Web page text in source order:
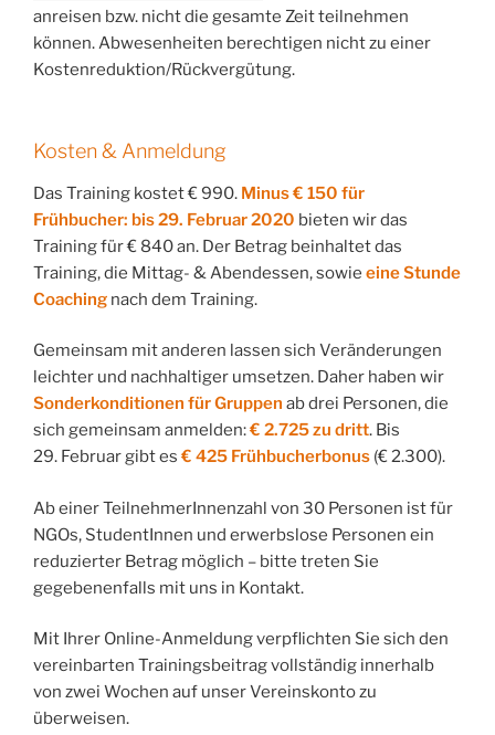
anreisen bzw. nicht die gesamte Zeit teilnehmen
können. Abwesenheiten berechtigen nicht zu einer
Kostenreduktion/Rückvergütung.
Kosten & Anmeldung
Das Training kostet € 990. Minus € 150 für
Frühbucher: bis 29. Februar 2020 bieten wir das
Training für € 840 an. Der Betrag beinhaltet das
Training, die Mittag- & Abendessen, sowie eine Stunde
Coaching nach dem Training.
Gemeinsam mit anderen lassen sich Veränderungen
leichter und nachhaltiger umsetzen. Daher haben wir
Sonderkonditionen für Gruppen abdrei Personen, die
sich gemeinsam anmelden:€ 2.725 zu dritt. Bis
29. Februar gibt es € 425 Frühbucherbonus (€ 2.300).
Ab einer TeilnehmerInnenzahl von 30 Personen ist für
NGOs, StudentInnen und erwerbslose Personen ein
reduzierter Betrag möglich – bitte treten Sie
gegebenenfalls mit uns in Kontakt.
Mit Ihrer Online-Anmeldung verpflichten Sie sich den
vereinbarten Trainingsbeitrag vollständig innerhalb
von zwei Wochen auf unser Vereinskonto zu
überweisen.